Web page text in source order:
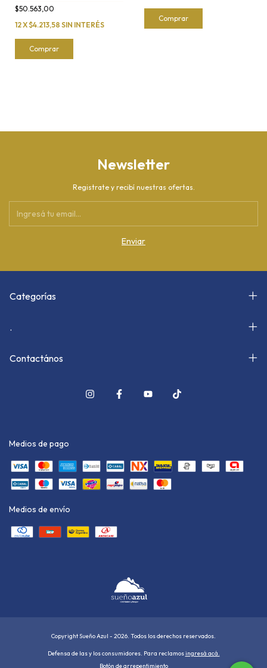
$50.563,00
12X$4.213,58 SIN INTERÉS
Comprar
Comprar
Newsletter
Registrate y recibí nuestras ofertas.
Categorías
.
Contactános
Medios de pago
Medios de envío
Copyright Sueño Azul - 2026. Todos los derechos reservados.
Defensa de las y los consumidores. Para reclamosingresá acá.
Botón de arrepentimiento